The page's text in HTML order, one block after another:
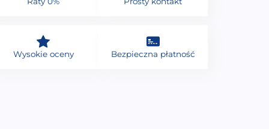
Wysokie oceny Bezpieczna płatność